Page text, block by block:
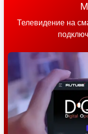
Телевидение на